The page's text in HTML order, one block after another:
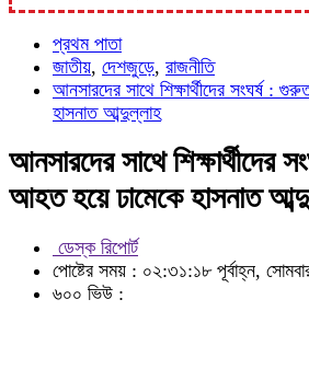
প্রথম পাতা
জাতীয়, দেশজুড়ে, রাজনীতি
আনসারদের সাথে শিক্ষার্থীদের সংঘর্ষ :
হাসনাত আব্দুল্লাহ
আনসারদের সাথে শিক্ষার্থীদের
আহত হয়ে ঢামেকে হাসনাত
ডেস্ক রিপোর্ট
পোষ্টের সময় : ০২:৩১:১৮ পূর্বাহ্ন,
৬০০ ভিউ :